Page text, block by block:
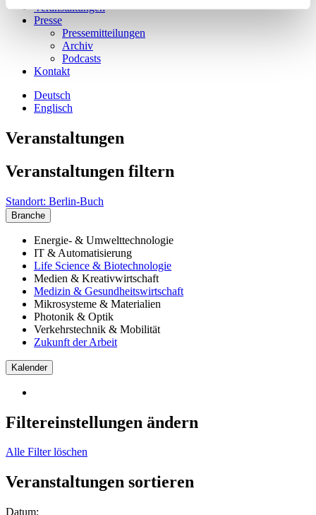
Veranstaltungen
Presse
Pressemitteilungen
Archiv
Podcasts
Kontakt
Deutsch
Englisch
Veranstaltungen
Veranstaltungen filtern
Standort: Berlin-Buch
Branche
Energie- & Umwelttechnologie
IT & Automatisierung
Life Science & Biotechnologie
Medien & Kreativwirtschaft
Medizin & Gesundheitswirtschaft
Mikrosysteme & Materialien
Photonik & Optik
Verkehrstechnik & Mobilität
Zukunft der Arbeit
Kalender
Filtereinstellungen ändern
Alle Filter löschen
Veranstaltungen sortieren
Datum: